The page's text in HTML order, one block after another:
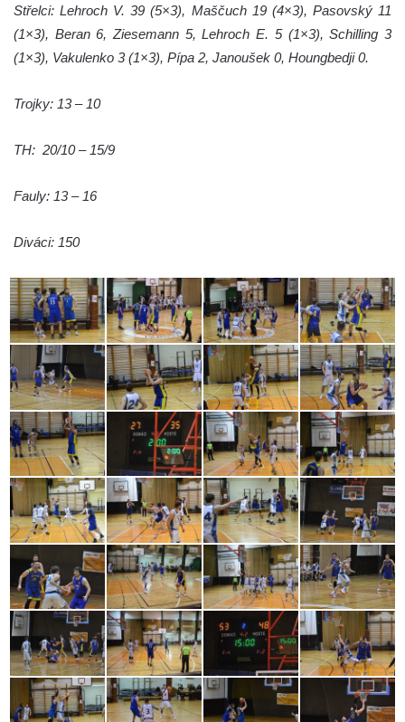
Střelci: Lehroch V. 39 (5×3), Maščuch 19 (4×3), Pasovský 11
(1×3), Beran 6, Ziesemann 5, Lehroch E. 5 (1×3), Schilling 3
(1×3), Vakulenko 3 (1×3), Pípa 2, Janoušek 0, Houngbedji 0.
Trojky: 13 – 10
TH: 20/10 – 15/9
Fauly: 13 – 16
Diváci: 150